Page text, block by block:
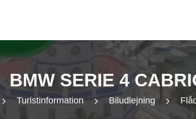
BMW SERIE 4
Turistinformation Biludlejning